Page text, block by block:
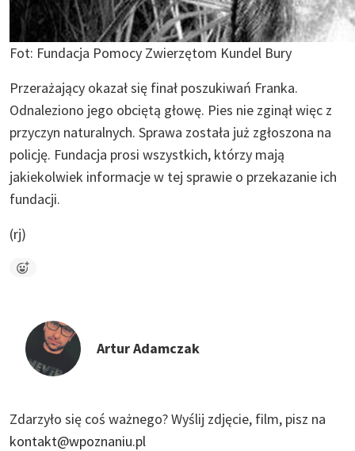
Fot: Fundacja Pomocy Zwierzętom Kundel Bury
Przerażający okazał się finał poszukiwań Franka.
Odnaleziono jego obciętą głowę. Pies nie zginął więc z
przyczyn naturalnych. Sprawa została już zgłoszona na
policję. Fundacja prosi wszystkich, którzy mają
jakiekolwiek informacje w tej sprawie o przekazanie ich
fundacji.
(rj)
Artur Adamczak
Zdarzyło się coś ważnego?Wyślij zdjęcie, film, pisz na
kontakt@wpoznaniu.pl